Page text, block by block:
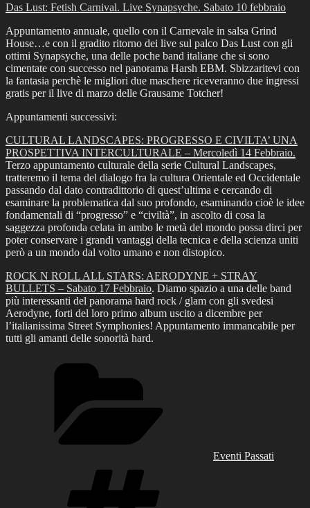
Das Lust: Fetish Carnival. Live Synapsyche. Sabato 10 febbraio
Appuntamento annuale, quello con il Carnevale in salsa Grind
House…e con il gradito ritorno dei live sul palco Das Lust con gli
ottimi Synapsyche, una delle poche band italiane che si sono
cimentate con successo nel panorama Harsh EBM. Sbizzaritevi con
la fantasia perchè le migliori due maschere riceveranno due ingressi
gratis per il live di marzo delle Grausame Totcher!
Appuntamenti successivi:
CULTURAL LANDSCAPES: PROGRESSO E CIVILTA’ UNA
PROSPETTIVA INTERCULTURALE – Mercoledì 14 Febbraio.
Terzo appuntamento culturale della serie Cultural Landscapes,
tratteremo il tema del dialogo fra la cultura Orientale ed Occidentale
passando dal dato contradittorio di quest’ultima e cercando di
esaminare la problematica dal suo profondo, esaminando cioè le idee
fondamentali di “progresso” e “civiltà”, in ascolto di cosa la
saggezza profonda celata in ambo le metà del mondo possa dirci per
poter conservare i grandi vantaggi della tecnica e della scienza uniti
però a un mondo dal volto umano e non distopico.
ROCK N ROLL ALL STARS: AERODYNE + STRAY
BULLETS – Sabato 17 Febbraio. Diamo spazio a una delle band
più interessanti del panorama hard rock / glam con gli svedesi
Aerodyne, forti del loro primo album uscito a dicembre per
l’italianissima Street Symphonies! Appuntamento immancabile per
tutti gli amanti delle sonorità hard.
Eventi Passati